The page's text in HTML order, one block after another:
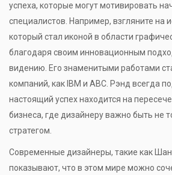
успеха, которые могут мотивировать
специалистов. Например, взгляните на
который стал иконой в области
благодаря своим инновационным
видению. Его знаменитыми работами
компаний, как IBM и ABC. Рэнд всегда
настоящий успех находится на
бизнеса, где дизайнеру важно быть не
стратегом.
Современные дизайнеры, такие как
показывают, что в этом мире можно